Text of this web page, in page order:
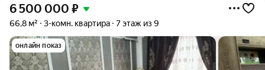
6 500 000 ₽
66,8 м² 3-комн. квартира 7 этаж из 9
онлайн показ